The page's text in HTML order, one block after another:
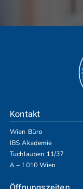
Kontakt
Wien Büro
IBS Akademie
Tuchlauben 11/37
A – 1010 Wien